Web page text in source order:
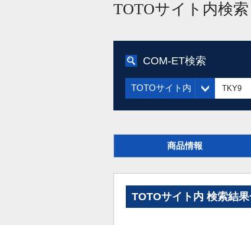
TOTOサイト内検索
COM-ET検索
TOTOサイト内
商品情報
TOTOサイト内 検索結